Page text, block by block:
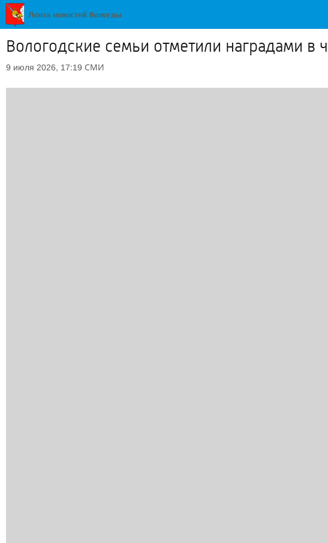
Вологодские семьи отметили наградами в
9 июля 2026, 17:19 СМИ